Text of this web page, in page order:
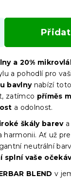
a 20%
a pohodlí pro
bavlny nabízí
zatímco příměs
a odolnost.
škály bareva
harmonii. Ať už
neutrální
splní vaše
BLEND v